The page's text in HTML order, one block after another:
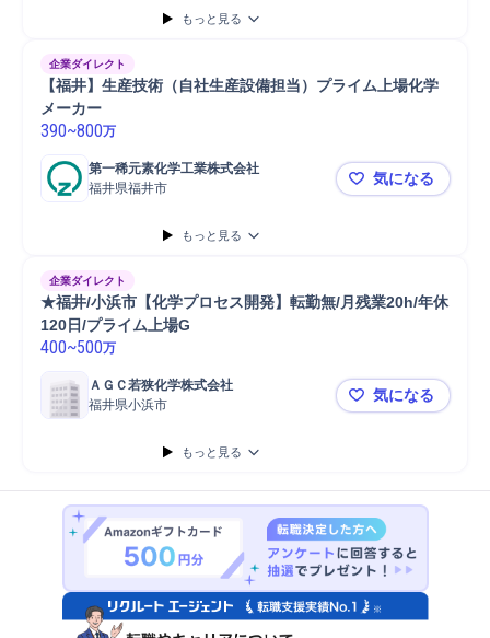
もっと見る
企業ダイレクト
【福井】生産技術（自社生産設備担当）プライム上場化学
メーカー
390~800万
第一稀元素化学工業株式会社
福井県福井市
【福井】生
気になる
もっと見る
企業ダイレクト
★福井/小浜市【化学プロセス開発】転勤無/月残業20h/年休
120日/プライム上場G
400~500万
ＡＧＣ若狭化学株式会社
福井県小浜市
★福井/小浜
気になる
もっと見る